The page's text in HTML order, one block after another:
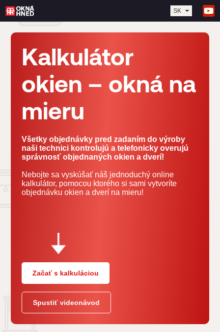
SK
Kalkulátor
okien – okná na
mieru
Všetky objednávky pred zadaním do výroby
naši technici kontrolujú a telefonicky overujú
správnosť objednaných okien a dverí!
Nebojte sa vyskúšať náš jednoduchý online
kalkulátor, pomocou ktorého si sami vytvoríte
objednávku okien a dverí na mieru!
Začať s kalkuláciou
Spustiť videonávod